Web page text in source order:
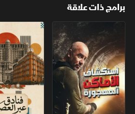
برامج ذات علاقة
استكشاف الأماكن المهجورة فنادق عبر العصور